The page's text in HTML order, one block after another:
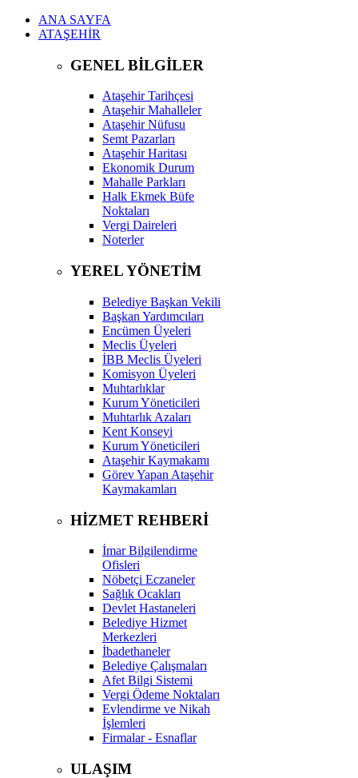
ANA SAYFA
ATAŞEHİR
GENEL BİLGİLER
Ataşehir Tarihçesi
Ataşehir Mahalleler
Ataşehir Nüfusu
Semt Pazarları
Ataşehir Haritası
Ekonomik Durum
Mahalle Parkları
Halk Ekmek Büfe
Noktaları
Vergi Daireleri
Noterler
YEREL YÖNETİM
Belediye Başkan Vekili
Başkan Yardımcıları
Encümen Üyeleri
Meclis Üyeleri
İBB Meclis Üyeleri
Komisyon Üyeleri
Muhtarlıklar
Kurum Yöneticileri
Muhtarlık Azaları
Kent Konseyi
Kurum Yöneticileri
Ataşehir Kaymakamı
Görev Yapan Ataşehir
Kaymakamları
HİZMET REHBERİ
İmar Bilgilendirme
Ofisleri
Nöbetçi Eczaneler
Sağlık Ocakları
Devlet Hastaneleri
Belediye Hizmet
Merkezleri
İbadethaneler
Belediye Çalışmaları
Afet Bilgi Sistemi
Vergi Ödeme Noktaları
Evlendirme ve Nikah
İşlemleri
Firmalar - Esnaflar
ULAŞIM